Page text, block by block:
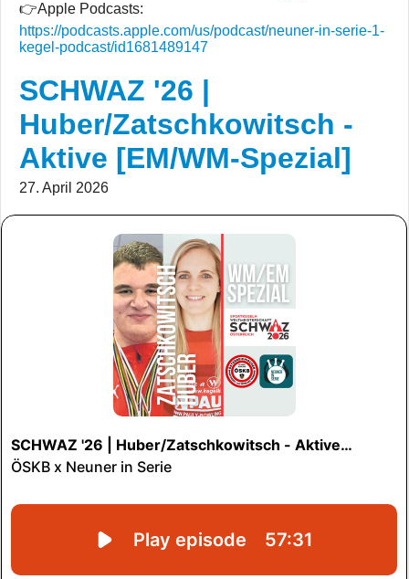
👉Apple Podcasts:
https://podcasts.apple.com/us/podcast/neuner-in-serie-1-
kegel-podcast/id1681489147
SCHWAZ '26 |
Huber/Zatschkowitsch -
Aktive [EM/WM-Spezial]
27. April 2026